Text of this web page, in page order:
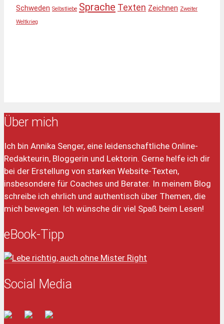
Schweden Selbstliebe Sprache Texten Zeichnen Zweiter
Weltkrieg
Über mich
Ich bin Annika Senger, eine leidenschaftliche Online-
Redakteurin, Bloggerin und Lektorin. Gerne helfe ich dir
bei der Erstellung von starken Website-Texten,
insbesondere für Coaches und Berater. In meinem Blog
schreibe ich ehrlich und authentisch über Themen, die
mich bewegen. Ich wünsche dir viel Spaß beim Lesen!
eBook-Tipp
Social Media